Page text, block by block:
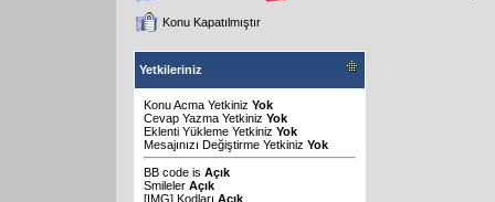
Konu Kapatılmıştır
Yetkileriniz
Konu Acma Yetkiniz Yok
Cevap Yazma Yetkiniz Yok
Eklenti Yükleme Yetkiniz Yok
Mesajınızı Değiştirme Yetkiniz Yok
BB code is Açık
Smileler Açık
[IMG] Kodları Açık